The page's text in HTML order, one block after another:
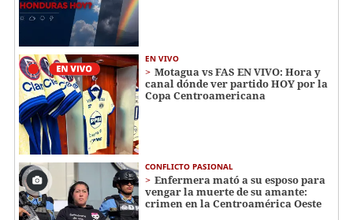
EN VIVO
Motagua vs FAS EN VIVO: Hora y
canal dónde ver partido HOY por la
Copa Centroamericana
CONFLICTO PASIONAL
Enfermera mató a su esposo para
vengar la muerte de su amante:
crimen en la Centroamérica Oeste